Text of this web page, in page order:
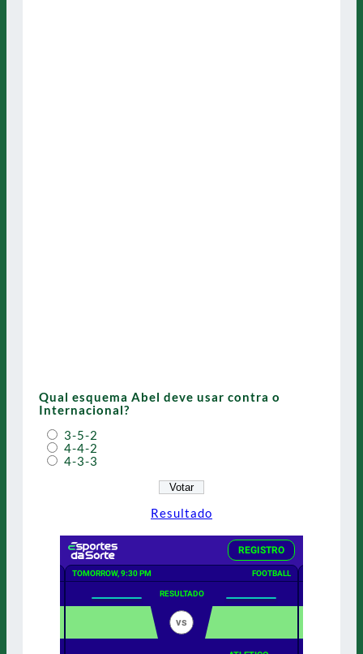
Qual esquema Abel deve usar contra o
Internacional?
3-5-2
4-4-2
4-3-3
Resultado